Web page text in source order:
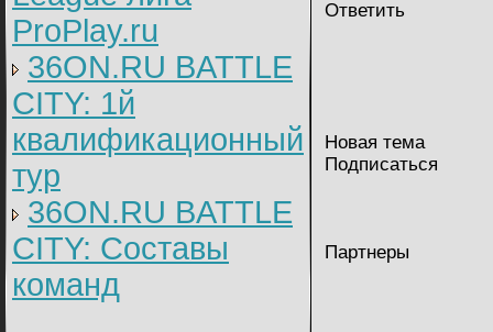
ProPlay.ru
36ON.RU BATTLE
CITY: 1й
квалификационный
тур
36ON.RU BATTLE
CITY: Составы
команд
Ответить
Новая тема
Подписаться
Партнеры